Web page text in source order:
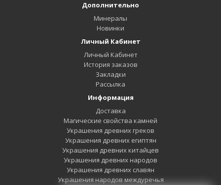
Дополнительно
Минералы
Новинки
Личный Кабинет
Личный Кабинет
История заказов
Закладки
Рассылка
Информация
Доставка
Магические свойства камней
Украшения древних греков
Украшения древних египтян
Украшения древних китайцев
Украшения древних народов
Украшения древних славян
Украшения народов междуречья